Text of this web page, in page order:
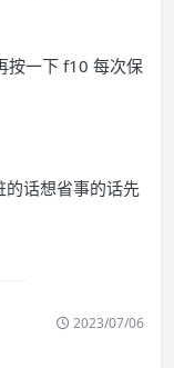
按一下 f10 每次保
话想省事的话先
2023/07/06